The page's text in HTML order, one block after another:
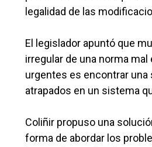
legalidad de las
El legislador apuntó que
irregular de una norma
urgentes es encontrar una
atrapados en un sistema
Coliñir propuso una
forma de abordar los